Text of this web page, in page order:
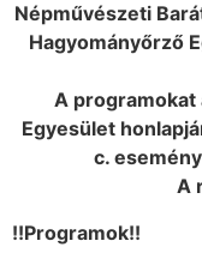
Népművészeti
Hagyományőrző
A programokat
Egyesület
c.
A
!!Programok!!